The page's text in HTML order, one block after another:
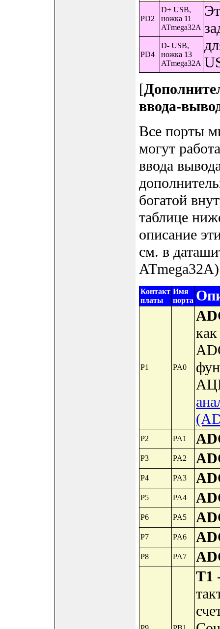
PD2
D+ USB,
ножка 11
ATmega32A
PD4
D- USB,
ножка 13
ATmega32A
[
ввода-
Все порты
могут
ввода
богатой
таблице
описание
см. в
Контакт
платы
Имя
порта
P1 PA0
P2 PA1
P3 PA2
P4 PA3
P5 PA4
P6 PA5
P7 PA6
P8 PA7
T1